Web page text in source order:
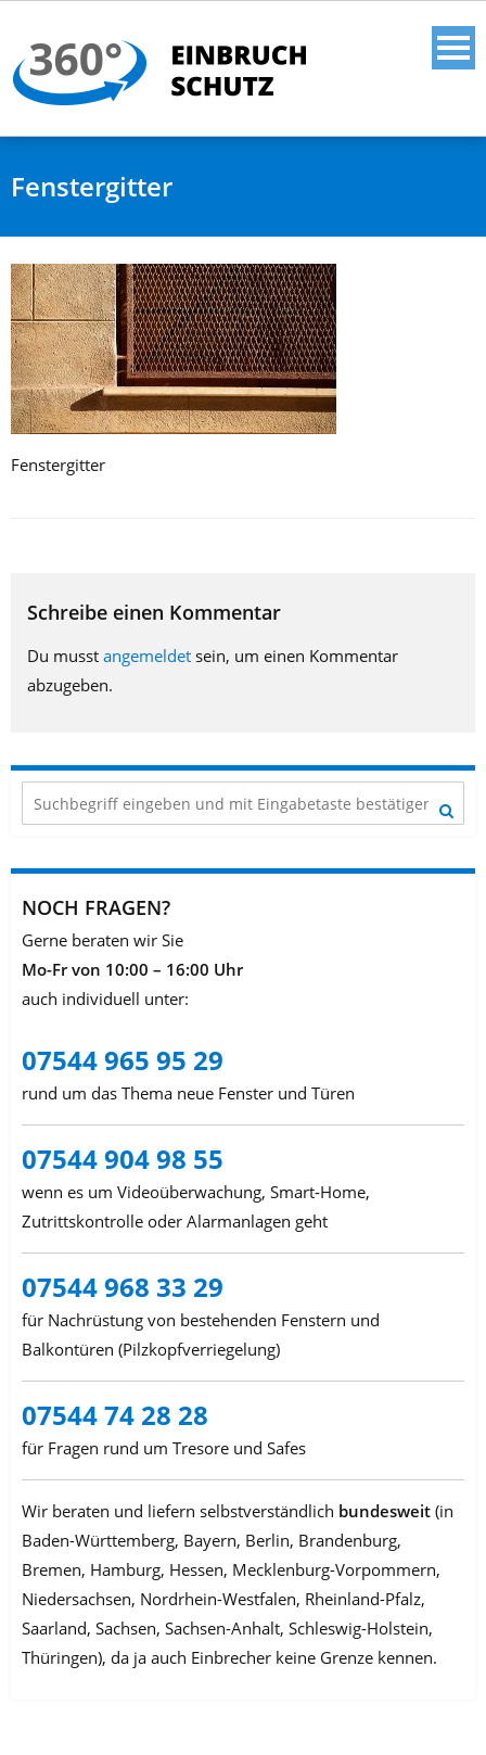
Fenstergitter
Fenstergitter
Schreibe einen Kommentar
Du musst angemeldet sein, um einen Kommentar
abzugeben.
NOCH FRAGEN?
Gerne beraten wir Sie
Mo-Fr von 10:00 – 16:00 Uhr
auch individuell unter:
07544 965 95 29
rund um das Thema neue Fenster und Türen
07544 904 98 55
wenn es um Videoüberwachung, Smart-Home,
Zutrittskontrolle oder Alarmanlagen geht
07544 968 33 29
für Nachrüstung von bestehenden Fenstern und
Balkontüren (Pilzkopfverriegelung)
07544 74 28 28
für Fragen rund um Tresore und Safes
Wir beraten und liefern selbstverständlich bundesweit (in
Baden-Württemberg, Bayern, Berlin, Brandenburg,
Bremen, Hamburg, Hessen, Mecklenburg-Vorpommern,
Niedersachsen, Nordrhein-Westfalen, Rheinland-Pfalz,
Saarland, Sachsen, Sachsen-Anhalt, Schleswig-Holstein,
Thüringen), da ja auch Einbrecher keine Grenze kennen.